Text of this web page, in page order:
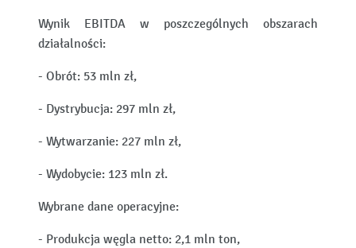
Wynik EBITDA w poszczególnych obszarach
działalności:
- Obrót: 53 mln zł,
- Dystrybucja: 297 mln zł,
- Wytwarzanie: 227 mln zł,
- Wydobycie: 123 mln zł.
Wybrane dane operacyjne:
- Produkcja węgla netto: 2,1 mln ton,